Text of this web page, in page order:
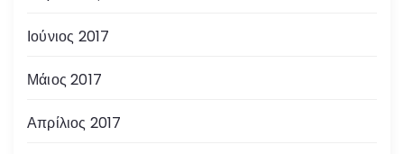
Ιούνιος 2017
Μάιος 2017
Απρίλιος 2017